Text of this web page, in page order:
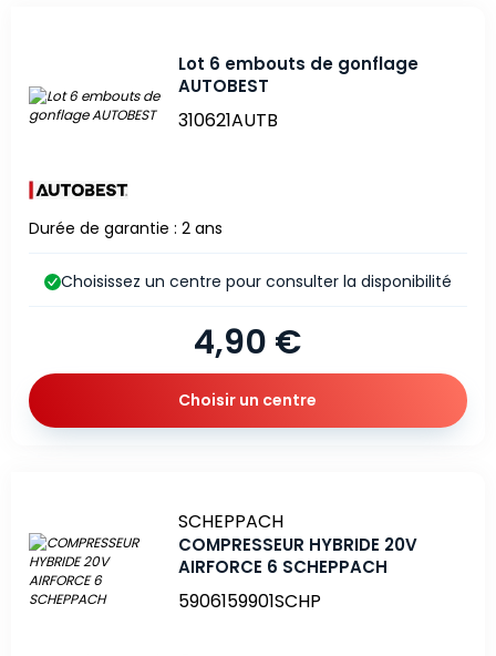
Lot 6 embouts de gonflage
AUTOBEST
310621AUTB
Durée de garantie : 2 ans
4,90 €
Choisissez un centre pour consulter la disponibilité
Choisir un centre
Marque
SCHEPPACH
COMPRESSEUR HYBRIDE 20V
AIRFORCE 6 SCHEPPACH
5906159901SCHP